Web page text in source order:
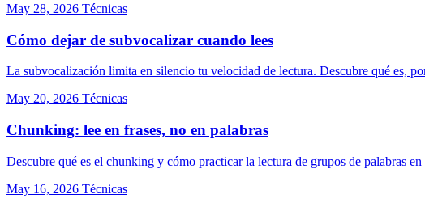
May 28, 2026 Técnicas
Cómo dejar de subvocalizar cuando lees
La subvocalización limita en silencio tu velocidad de lectura. Descubre qué es,
May 20, 2026 Técnicas
Chunking: lee en frases, no en palabras
Descubre qué es el chunking y cómo practicar la lectura de grupos de palabras
May 16, 2026 Técnicas